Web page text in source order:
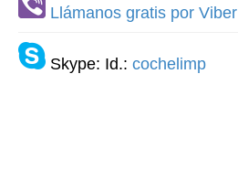
Llámanos gratis por Viber
Skype: Id.: cochelimp